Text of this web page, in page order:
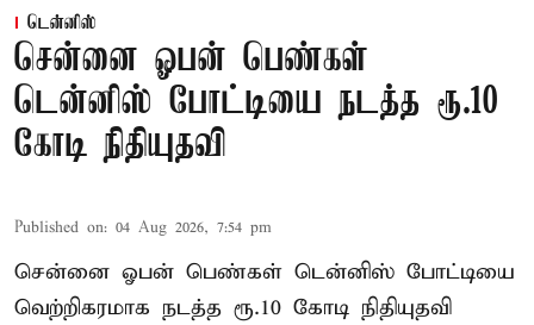
டென்னிஸ்
சென்னை ஓபன் பெண்கள்
டென்னிஸ் போட்டியை நடத்த ரூ.10
கோடி நிதியுதவி
Published on: 04 Aug 2026, 7:54 pm
சென்னை ஓபன் பெண்கள் டென்னிஸ் போட்டியை
வெற்றிகரமாக நடத்த ரூ.10 கோடி நிதியுதவி